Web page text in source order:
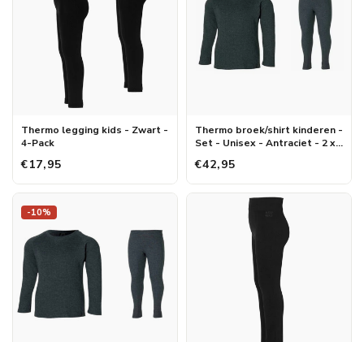
Thermo legging kids - Zwart -
4-Pack
€17,95
Thermo broek/shirt kinderen -
Set - Unisex - Antraciet - 2 x
€42,95
-10%